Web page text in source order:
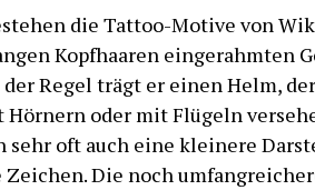
die Tattoo-Motive von
Kopfhaaren eingerahmten
der Regel trägt er einen Helm,
oder mit Flügeln
oft auch eine kleinere
Die noch